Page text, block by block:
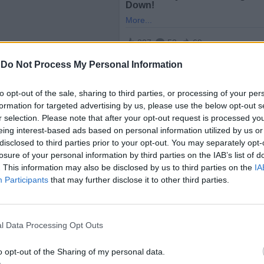
Do Not Process My Personal Information
opt-out of the sale, sharing to third parties, or processing of your
for targeted advertising by us, please use the below opt-out
selection. Please note that after your opt-out request is processed
interest-based ads based on personal information utilized by us
to third parties prior to your opt-out. You may separately
of your personal information by third parties on the IAB’s list of
This information may also be disclosed by us to third parties on the
Participants that may further disclose it to other third parties.
Data Processing Opt Outs
opt-out of the Sharing of my personal data.
и мъжете бележат Австрия (19%), Унгария
, Словакия (16.8%) и Дания (15.7%).
(9.2%), Полша и Ирландия с по 8.6% и
работят жените в Румъния (5.1%) и